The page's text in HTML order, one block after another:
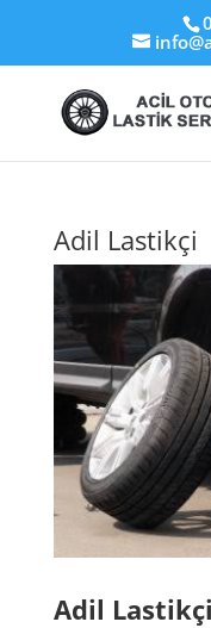
Adil Lastikçi
Adil Lastikçi